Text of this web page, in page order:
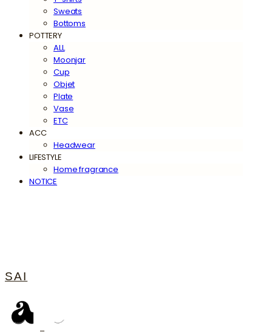
Sweats
Bottoms
POTTERY
ALL
Moonjar
Cup
Objet
Plate
Vase
ETC
ACC
Headwear
LIFESTYLE
Home fragrance
NOTICE
SAI